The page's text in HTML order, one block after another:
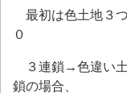
最初は色土地３
０
３連鎖→色違い土
鎖の場合、